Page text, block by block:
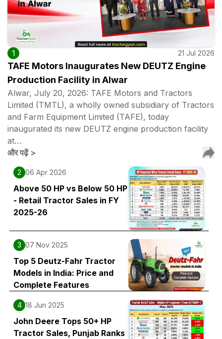
1 21 Jul 2026
TAFE Motors Inaugurates New DEUTZ Engine
Production Facility in Alwar
Alwar, July 20, 2026: TAFE Motors and Tractors
Limited (TMTL), a wholly owned subsidiary of Tractors
and Farm Equipment Limited (TAFE), today
inaugurated its new DEUTZ engine production facility
at…
और पढ़ें>
2 06 Apr 2026
Above 50 HP vs Below 50 HP
- Retail Tractor Sales in FY
2025-26
3 07 Nov 2025
Top 5 Deutz-Fahr Tractor
Models in India: Price and
Complete Features
4 18 Jun 2025
John Deere Tops 50+ HP
Tractor Sales, Punjab Ranks